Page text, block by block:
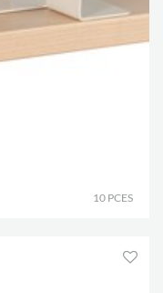
10 PCES